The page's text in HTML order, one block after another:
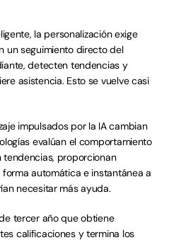
la personalización exige
un seguimiento directo del
detecten tendencias y
asistencia. Esto se vuelve casi
impulsados por la IA cambian
evalúan el comportamiento
proporcionan
automática e instantánea a
necesitar más ayuda.
tercer año que obtiene
calificaciones y termina los